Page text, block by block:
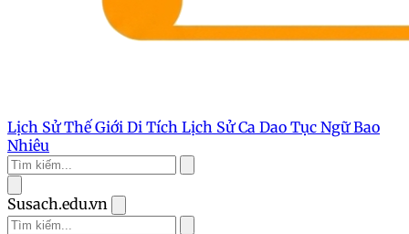
Lịch Sử Thế Giới Di Tích Lịch SửCa Dao Tục NgữBao
Nhiêu
Susach.edu.vn